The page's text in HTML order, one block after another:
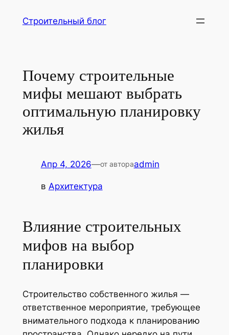
Строительный блог
Почему строительные
мифы мешают выбрать
оптимальную планировку
жилья
Апр 4, 2026—от автораadmin
в Архитектура
Влияние строительных
мифов на выбор
планировки
Строительство собственного жилья —
ответственное мероприятие, требующее
внимательного подхода к планированию